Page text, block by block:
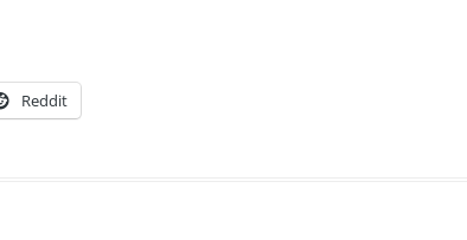
Reddit